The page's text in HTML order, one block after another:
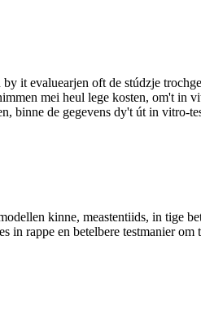
it evaluearjen oft de stúdzje
mei heul lege kosten, om't in
de gegevens dy't út in vitro-
kinne, meastentiids, in tige
rappe en betelbere testmanier